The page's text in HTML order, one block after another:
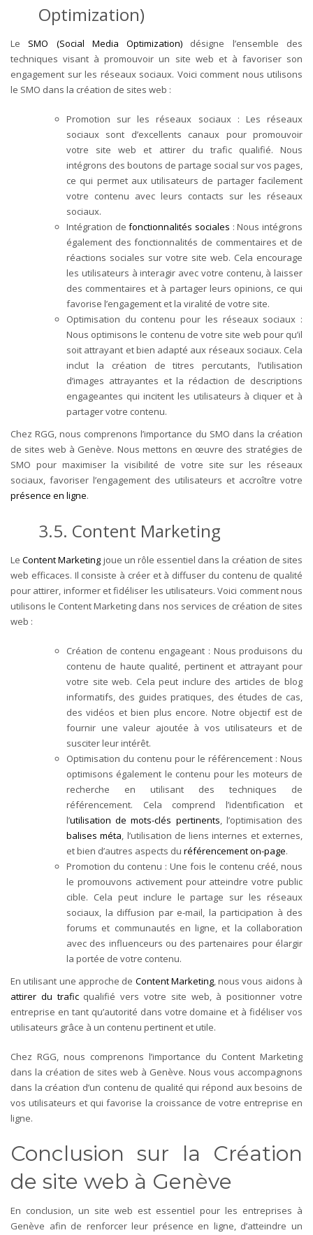
Optimization)
Le SMO (Social Media Optimization) désigne l’ensemble des
techniques visant à promouvoir un site web et à favoriser son
engagement sur les réseaux sociaux. Voici comment nous utilisons
le SMO dans la création de sites web :
Promotion sur les réseaux sociaux : Les réseaux
sociaux sont d’excellents canaux pour promouvoir
votre site web et attirer du trafic qualifié. Nous
intégrons des boutons de partage social sur vos pages,
ce qui permet aux utilisateurs de partager facilement
votre contenu avec leurs contacts sur les réseaux
sociaux.
Intégration defonctionnalités sociales : Nous intégrons
également des fonctionnalités de commentaires et de
réactions sociales sur votre site web. Cela encourage
les utilisateurs à interagir avec votre contenu, à laisser
des commentaires et à partager leurs opinions, ce qui
favorise l’engagement et la viralité de votre site.
Optimisation du contenu pour les réseaux sociaux :
Nous optimisons le contenu de votre site web pour qu’il
soit attrayant et bien adapté aux réseaux sociaux. Cela
inclut la création de titres percutants, l’utilisation
d’images attrayantes et la rédaction de descriptions
engageantes qui incitent les utilisateurs à cliquer et à
partager votre contenu.
Chez RGG, nous comprenons l’importance du SMO dans la création
de sites web à Genève. Nous mettons en œuvre des stratégies de
SMO pour maximiser la visibilité de votre site sur les réseaux
sociaux, favoriser l’engagement des utilisateurs et accroître votre
présence en ligne.
3.5. Content Marketing
LeContent Marketing joue un rôle essentiel dans la création de sites
web efficaces. Il consiste à créer et à diffuser du contenu de qualité
pour attirer, informer et fidéliser les utilisateurs. Voici comment nous
utilisons le Content Marketing dans nos services de création de sites
web :
Création de contenu engageant : Nous produisons du
contenu de haute qualité, pertinent et attrayant pour
votre site web. Cela peut inclure des articles de blog
informatifs, des guides pratiques, des études de cas,
des vidéos et bien plus encore. Notre objectif est de
fournir une valeur ajoutée à vos utilisateurs et de
susciter leur intérêt.
Optimisation du contenu pour le référencement : Nous
optimisons également le contenu pour les moteurs de
recherche en utilisant des techniques de
référencement. Cela comprend l’identification et
l’utilisation de mots-clés pertinents, l’optimisation des
balises méta, l’utilisation de liens internes et externes,
et bien d’autres aspects du référencement on-page.
Promotion du contenu : Une fois le contenu créé, nous
le promouvons activement pour atteindre votre public
cible. Cela peut inclure le partage sur les réseaux
sociaux, la diffusion par e-mail, la participation à des
forums et communautés en ligne, et la collaboration
avec des influenceurs ou des partenaires pour élargir
la portée de votre contenu.
En utilisant une approche de Content Marketing, nous vous aidons à
attirer du traficqualifié vers votre site web, à positionner votre
entreprise en tant qu’autorité dans votre domaine et à fidéliser vos
utilisateurs grâce à un contenu pertinent et utile.
Chez RGG, nous comprenons l’importance du Content Marketing
dans la création de sites web à Genève. Nous vous accompagnons
dans la création d’un contenu de qualité qui répond aux besoins de
vos utilisateurs et qui favorise la croissance de votre entreprise en
ligne.
Conclusion sur la Création
de site web à Genève
En conclusion, un site web est essentiel pour les entreprises à
Genève afin de renforcer leur présence en ligne, d’atteindre un